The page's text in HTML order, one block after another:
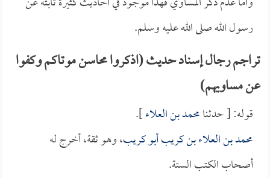
رسول الله صلى الله عليه وسلم.
تراجم رجال إسناد حديث (اذكروا محاسن موتاكم وكفوا
عن مساويهم)
قوله: [ حدثنامحمد بن العلاء].
محمد بن العلاء بن كريب أبو كريب، وهو ثقة، أخرج له
أصحاب الكتب الستة.